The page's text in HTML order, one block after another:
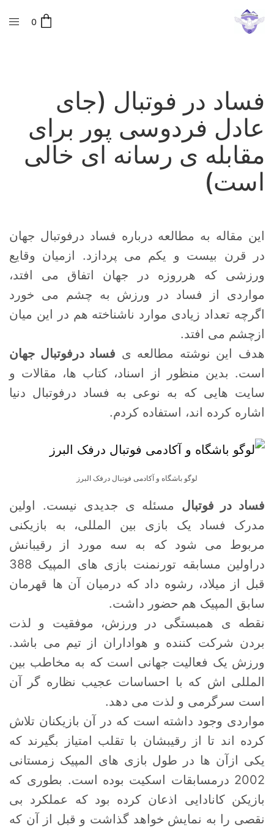
0
فساد در فوتبال (جای
عادل فردوسی پور برای
مقابله ی رسانه ای خالی
است)
این مقاله به مطالعه درباره فساد درفوتبال جهان
در قرن بیست و یکم می پردازد. ازمیان وقایع
ورزشی که هرروزه در جهان اتفاق می افتد،
مواردی از فساد در ورزش به چشم می خورد
اگرچه تعداد زیادی موارد ناشناخته هم در این میان
ازچشم می افتد.
هدف این نوشته مطالعه ی فساد درفوتبال جهان
است. بدین منظور از اسناد، کتاب ها، مقالات و
سایت هایی که به نوعی به فساد درفوتبال دنیا
اشاره کرده اند، استفاده کردم.
لوگو باشگاه و آکادمی فوتبال درفک البرز
فساد در فوتبال مسئله ی جدیدی نیست. اولین
مدرک فساد یک بازی بین المللی، به بازیکنی
مربوط می شود که به سه مورد از رقیبانش
دراولین مسابقه تورنمنت بازی های المپیک 388
قبل از میلاد، رشوه داد که درمیان آن ها قهرمان
سابق المپیک هم حضور داشت.
نقطه ی همبستگی در ورزش، موفقیت و لذت
بردن شرکت کننده و هواداران از تیم می باشد.
ورزش یک فعالیت جهانی است که به مخاطب بین
المللی اش که با احساسات عجیب نظاره گر آن
است سرگرمی و لذت می دهد.
مواردی وجود داشته است که در آن بازیکنان تلاش
کرده اند تا از رقیبشان با تقلب امتیاز بگیرند که
یکی ازآن ها در طول بازی های المپیک زمستانی
2002 درمسابقات اسکیت بوده است. بطوری که
بازیکن کانادایی اذعان کرده بود که عملکرد بی
نقصی را به نمایش خواهد گذاشت و قبل از آن که